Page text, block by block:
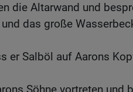
die Altarwand und
das große
er Salböl auf Aarons